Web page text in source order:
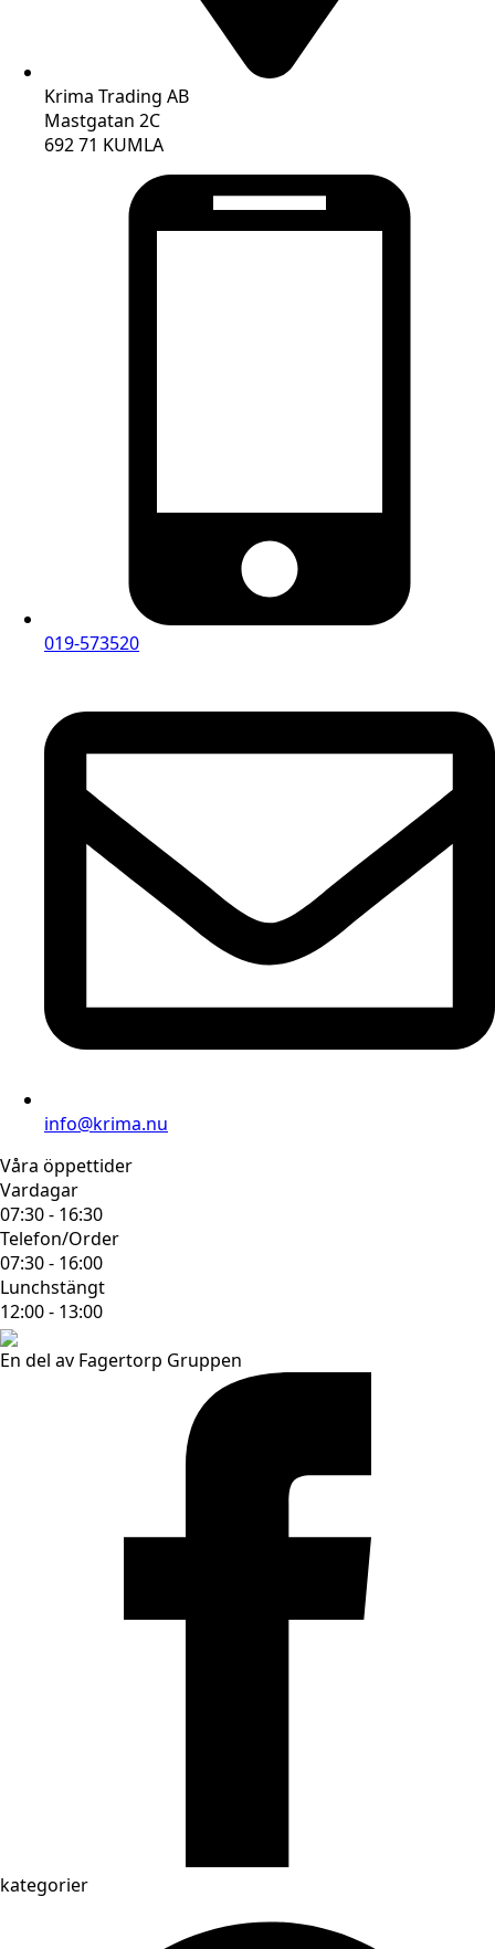
Krima Trading AB
Mastgatan 2C
692 71 KUMLA
019-573520
info@krima.nu
Våra öppettider
Vardagar
07:30 - 16:30
Telefon/Order
07:30 - 16:00
Lunchstängt
12:00 - 13:00
En del av Fagertorp Gruppen
kategorier